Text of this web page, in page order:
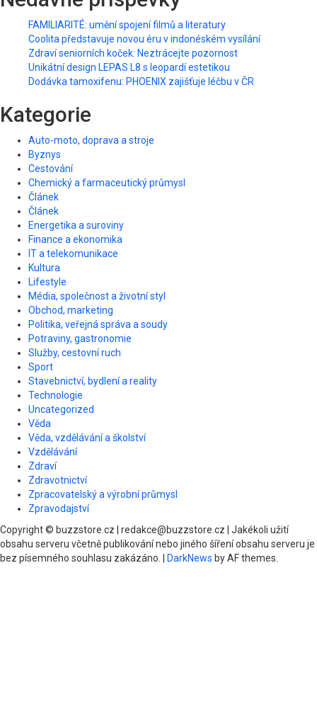
FAMILIARITÉ: umění spojení filmů a literatury
Coolita představuje novou éru v indonéském vysílání
Zdraví seniorních koček: Neztrácejte pozornost
Unikátní design LEPAS L8 s leopardí estetikou
Dodávka tamoxifenu: PHOENIX zajišťuje léčbu v ČR
Kategorie
Auto-moto, doprava a stroje
Byznys
Cestování
Chemický a farmaceutický průmysl
Článek
Článek
Energetika a suroviny
Finance a ekonomika
IT a telekomunikace
Kultura
Lifestyle
Média, společnost a životní styl
Obchod, marketing
Politika, veřejná správa a soudy
Potraviny, gastronomie
Služby, cestovní ruch
Sport
Stavebnictví, bydlení a reality
Technologie
Uncategorized
Věda
Věda, vzdělávání a školství
Vzdělávání
Zdraví
Zdravotnictví
Zpracovatelský a výrobní průmysl
Zpravodajství
Copyright © buzzstore.cz | redakce@buzzstore.cz | Jakékoli užití
obsahu serveru včetně publikování nebo jiného šíření obsahu serveru je
bez písemného souhlasu zakázáno.
DarkNews by AF themes.